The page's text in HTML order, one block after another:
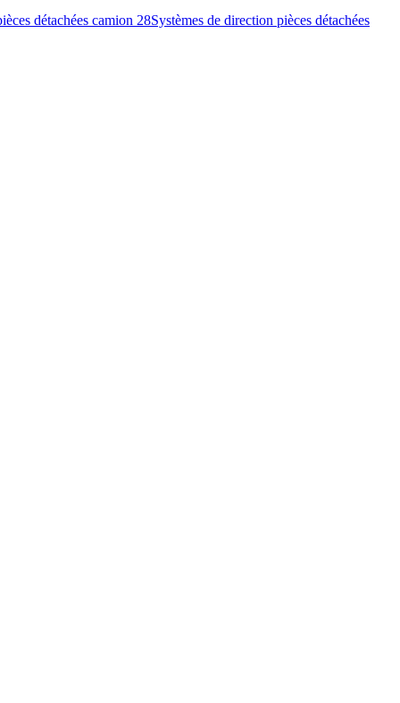
détachées camion 28Systèmes de direction pièces détachées